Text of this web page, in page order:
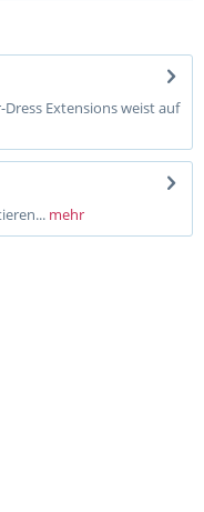
Extensions weist auf
mehr